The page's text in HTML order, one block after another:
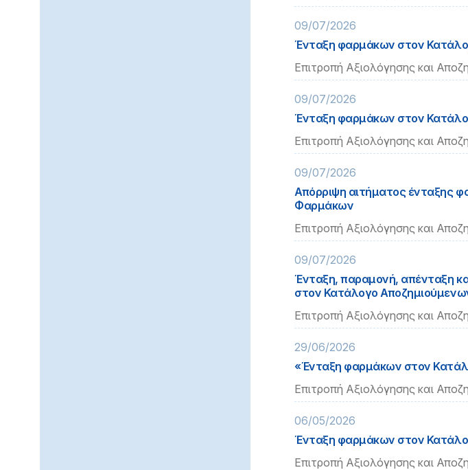
09/07/2026
Ένταξη φαρμάκων στον
Επιτροπή Αξιολόγησης και
09/07/2026
Ένταξη φαρμάκων στον
Επιτροπή Αξιολόγησης και
09/07/2026
Απόρριψη αιτήματος ένταξης
Φαρμάκων
Επιτροπή Αξιολόγησης και
09/07/2026
Ένταξη, παραμονή, απένταξη
στον Κατάλογο
Επιτροπή Αξιολόγησης και
29/06/2026
«Ένταξη φαρμάκων στον
Επιτροπή Αξιολόγησης και
06/05/2026
Ένταξη φαρμάκων στον
Επιτροπή Αξιολόγησης και